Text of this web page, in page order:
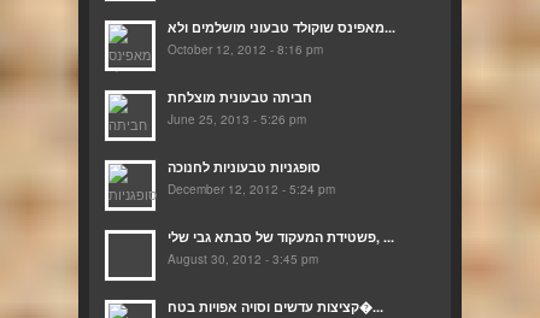
מאפינס שוקולד טבעוני מושלמים ולא...
October 12, 2012 - 8:16 pm
חביתה טבעונית מוצלחת
June 25, 2013 - 5:26 pm
סופגניות טבעוניות לחנוכה
December 12, 2012 - 5:24 pm
פשטידת המעקוד של סבתא גבי שלי, ...
August 30, 2012 - 3:45 pm
קציצות עדשים וסויה אפויות בטח�...